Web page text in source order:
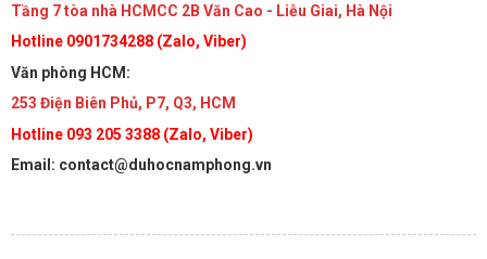
Tầng 7 tòa nhà HCMCC 2B Văn Cao - Liễu Giai, Hà Nội
Hotline 0901734288 (Zalo, Viber)
Văn phòng HCM:
253 Điện Biên Phủ, P7, Q3, HCM
Hotline 093 205 3388 (Zalo, Viber)
Email: contact@duhocnamphong.vn